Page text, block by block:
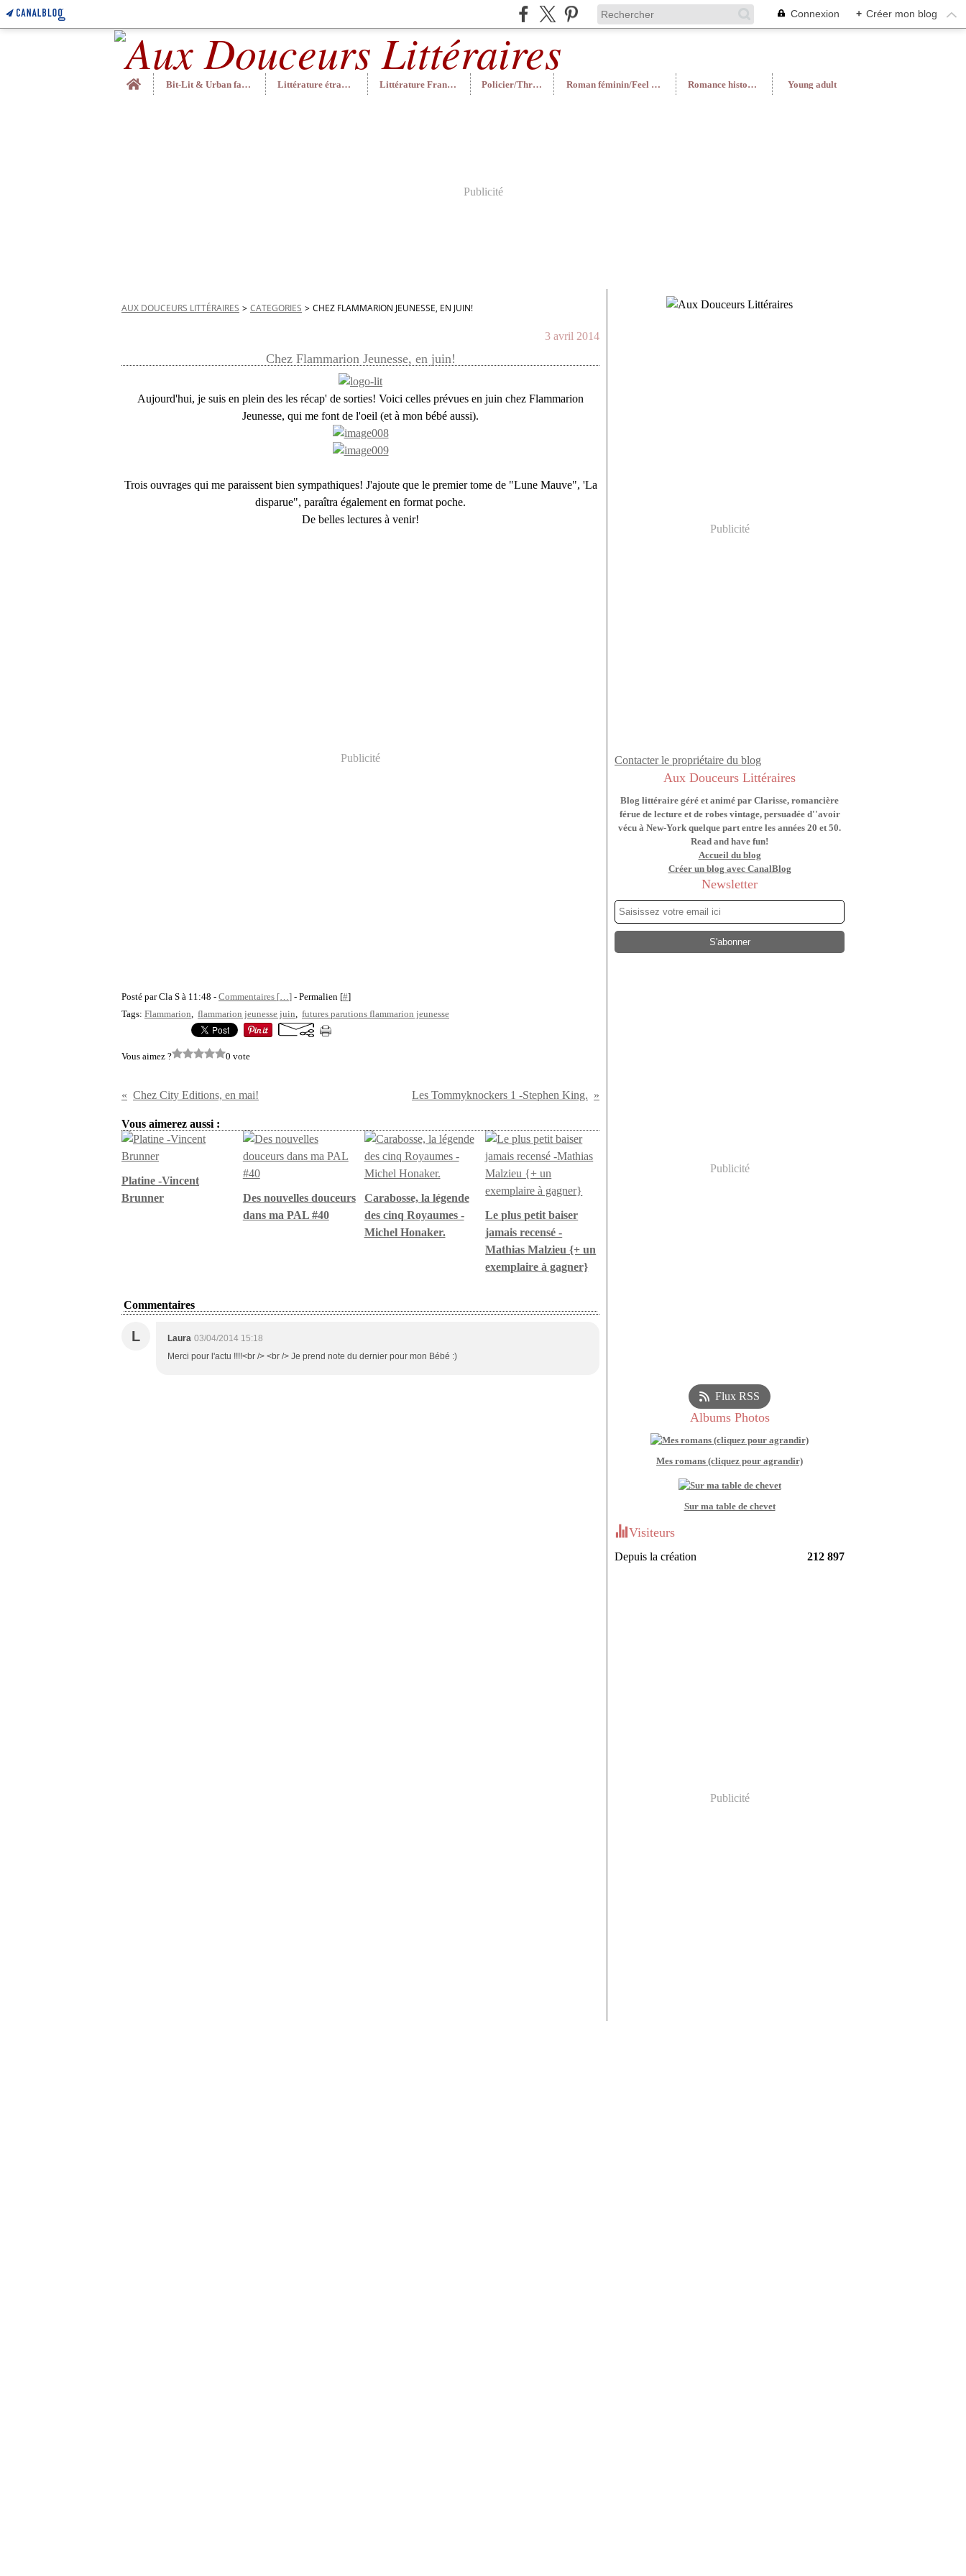
Connexion + Créer mon blog
Home
Bit-Lit & Urban fantasy Littérature étrangère Littérature Française Policier/Thriller Roman féminin/Feel Good Romance historique Young adult
Publicité
AUX DOUCEURS LITTÉRAIRES > CATEGORIES > CHEZ FLAMMARION JEUNESSE, EN JUIN!
3 avril 2014
Chez Flammarion Jeunesse, en juin!
Aujourd'hui, je suis en plein des les récap' de sorties! Voici celles prévues en juin chez Flammarion
Jeunesse, qui me font de l'oeil (et à mon bébé aussi).
Trois ouvrages qui me paraissent bien sympathiques! J'ajoute que le premier tome de "Lune Mauve", 'La
disparue", paraîtra également en format poche.
De belles lectures à venir!
Publicité
Posté par Cla S à 11:48 - Commentaires […] - Permalien [#]
Tags: Flammarion, flammarion jeunesse juin, futures parutions flammarion jeunesse
Vous aimez ? 0 vote
Chez City Editions, en mai! Les Tommyknockers 1 -Stephen King.
Vous aimerez aussi :
Platine -Vincent
Brunner
Des nouvelles douceurs
dans ma PAL #40
Carabosse, la légende
des cinq Royaumes -
Michel Honaker.
Le plus petit baiser
jamais recensé -
Mathias Malzieu {+ un
exemplaire à gagner}
Commentaires
L Laura 03/04/2014 15:18
Merci pour l'actu !!!!<br /> <br /> Je prend note du dernier pour mon Bébé :)
Publicité
Contacter le propriétaire du blog
Aux Douceurs Littéraires
Blog littéraire géré et animé par Clarisse, romancière
férue de lecture et de robes vintage, persuadée d''avoir
vécu à New-York quelque part entre les années 20 et 50.
Read and have fun!
Accueil du blog
Créer un blog avec CanalBlog
Newsletter
Publicité
Flux RSS
Albums Photos
Mes romans (cliquez pour agrandir)
Sur ma table de chevet
Visiteurs
Depuis la création 212 897
Publicité